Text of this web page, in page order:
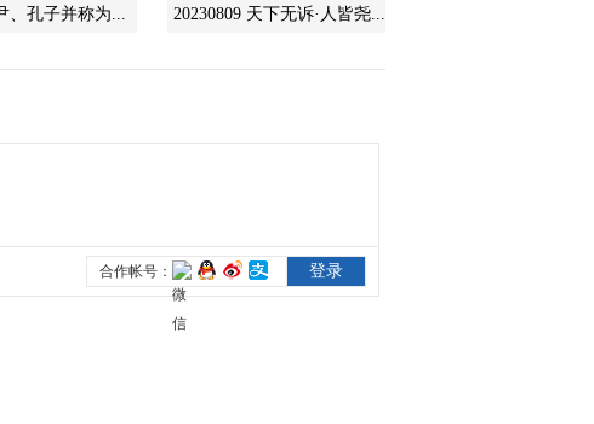
、孔子并称为...
20230809 天下无诉·人皆尧...